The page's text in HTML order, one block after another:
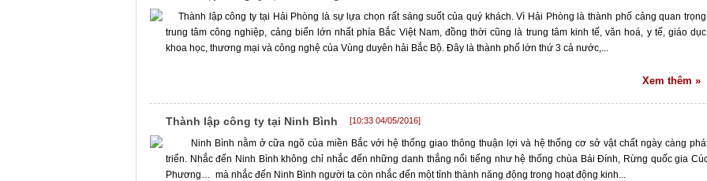
Thành lập công ty tại Hải Phòng là sự lựa chọn rất sáng suốt của quý khách. Vì Hải Phòng là thành phố cảng quan
trung tâm công nghiệp, cảng biển lớn nhất phía Bắc Việt Nam, đồng thời cũng là trung tâm kinh tế, văn hoá, y tế, giáo
khoa học, thương mại và công nghệ của Vùng duyên hải Bắc Bộ. Đây là thành phố lớn thứ 3 cả nước,...
Xem thêm »
Thành lập công ty tại Ninh Bình [10:33 04/05/2016]
Ninh Bình nằm ở cữa ngõ của miền Bắc với hệ thống giao thông thuận lợi và hệ thống cơ sở vật chất ngày càng
triển. Nhắc đến Ninh Bình không chỉ nhắc đến những danh thắng nổi tiếng như hệ thống chùa Bái Đính, Rừng quốc gia
Phương… mà nhắc đến Ninh Bình người ta còn nhắc đến một tỉnh thành năng động trong hoạt động kinh...